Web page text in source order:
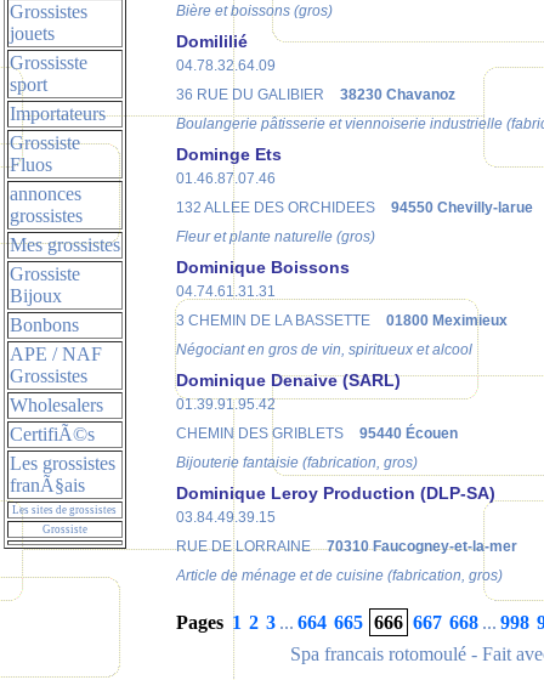
Grossistes
jouets
Grossisste
sport
Importateurs
Grossiste
Fluos
annonces
grossistes
Mes grossistes
Grossiste
Bijoux
Bonbons
APE / NAF
Grossistes
Wholesalers
CertifiÃ©s
Les grossistes
franÃ§ais
Les sites de grossistes
Grossiste
Bière et boissons (gros)
Domililié
04.78.32.64.09
36 RUE DU GALIBIER
38230 Chavanoz
Boulangerie pâtisserie et viennoiserie industrielle
Dominge Ets
01.46.87.07.46
132 ALLEE DES ORCHIDEES
94550 Chevilly-larue
Fleur et plante naturelle (gros)
Dominique Boissons
04.74.61.31.31
3 CHEMIN DE LA BASSETTE
01800 Meximieux
Négociant en gros de vin, spiritueux et alcool
Dominique Denaive (SARL)
01.39.91.95.42
CHEMIN DES GRIBLETS
95440 Écouen
Bijouterie fantaisie (fabrication, gros)
Dominique Leroy Production (DLP-SA)
03.84.49.39.15
RUE DE LORRAINE
70310 Faucogney-et-la-mer
Article de ménage et de cuisine (fabrication, gros)
Pages 1 2 3 ... 664 665 666 667 668 ... 998
Spa francais rotomoulé - Fait